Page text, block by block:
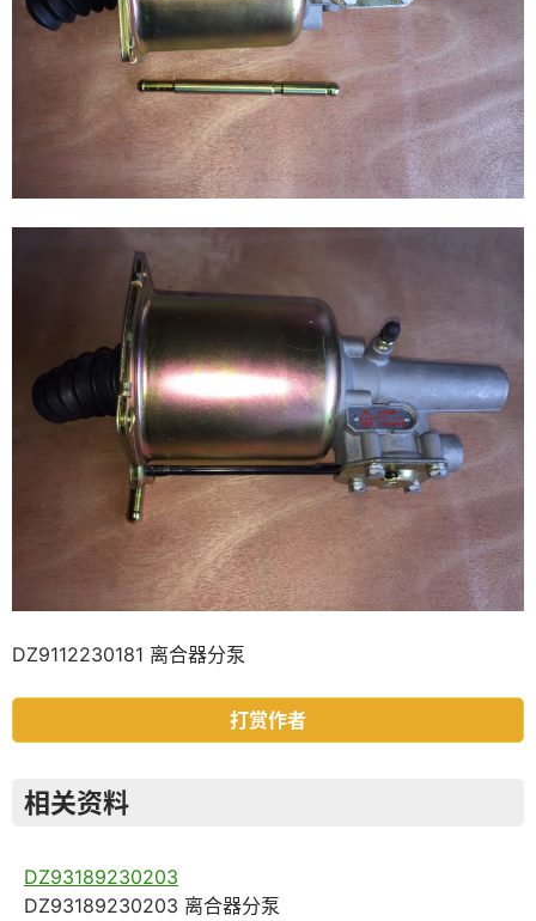
DZ9112230181 离合器分泵
打赏作者
相关资料
DZ93189230203
DZ93189230203 离合器分泵